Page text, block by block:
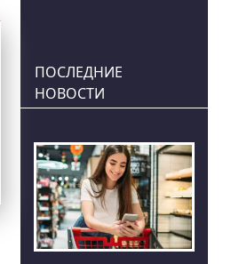
ПОСЛЕДНИЕ
НОВОСТИ